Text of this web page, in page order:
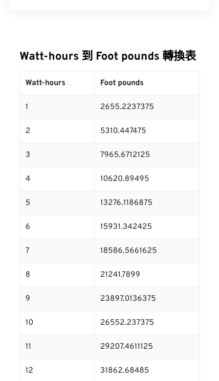
Watt-hours 到 Foot pounds 轉換表
Watt-hours Foot pounds
1 2655.2237375
2 5310.447475
3 7965.6712125
4 10620.89495
5 13276.1186875
6 15931.342425
7 18586.5661625
8 21241.7899
9 23897.0136375
10 26552.237375
11 29207.4611125
12 31862.68485